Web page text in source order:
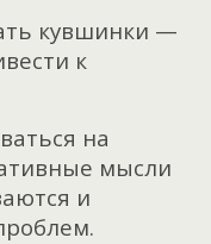
кувшинки —
к
на
мысли
и